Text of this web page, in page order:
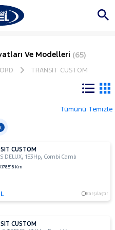
Ve Modelleri (65)
TRANSIT CUSTOM
Tümünü Temizle
CUSTOM
DELUX,153Hp,Combi Camlı
178.518 Km
Karşılaştır
CUSTOM